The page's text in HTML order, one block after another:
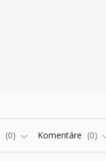
0 Komentáre 0